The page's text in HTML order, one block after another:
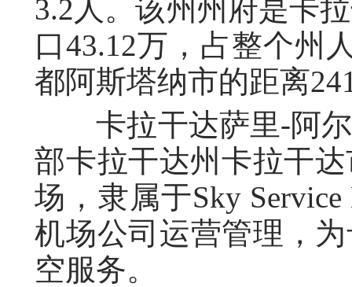
3.2人。该州州府是卡
口43.12万，占整个州
都阿斯塔纳市的距离
卡拉干达萨里-阿尔
部卡拉干达州卡拉干
场，隶属于Sky
机场公司运营管理，
空服务。